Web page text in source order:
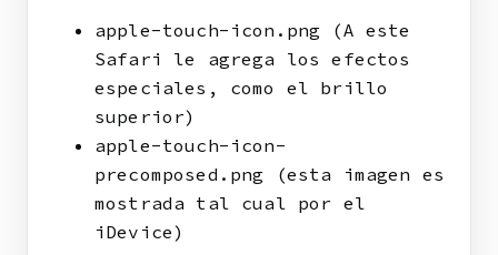
apple-touch-icon.png (A este
Safari le agrega los efectos
especiales, como el brillo
superior)
apple-touch-icon-
precomposed.png (esta imagen es
mostrada tal cual por el
iDevice)